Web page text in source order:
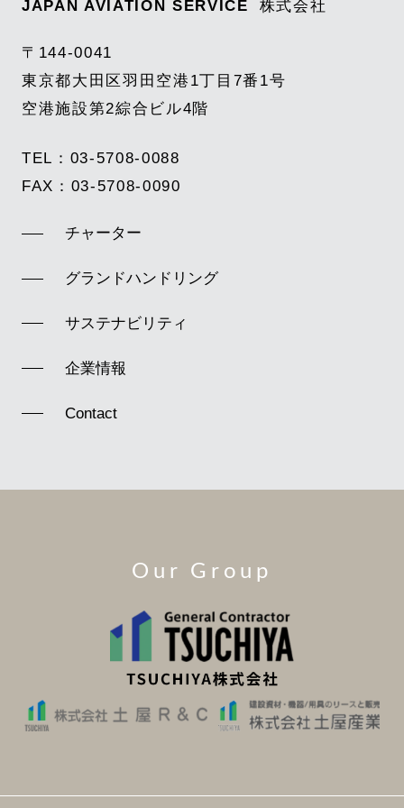
JAPAN AVIATION SERVICE 株式会社
〒144-0041
東京都大田区羽田空港1丁目7番1号
空港施設第2綜合ビル4階
TEL： 03-5708-0088
FAX： 03-5708-0090
チャーター
グランドハンドリング
サステナビリティ
企業情報
Contact
Our Group